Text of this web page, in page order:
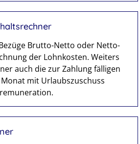
Brutto-Netto oder Netto-
der Lohnkosten. Weiters
auch die zur Zahlung fälligen
mit Urlaubszuschuss